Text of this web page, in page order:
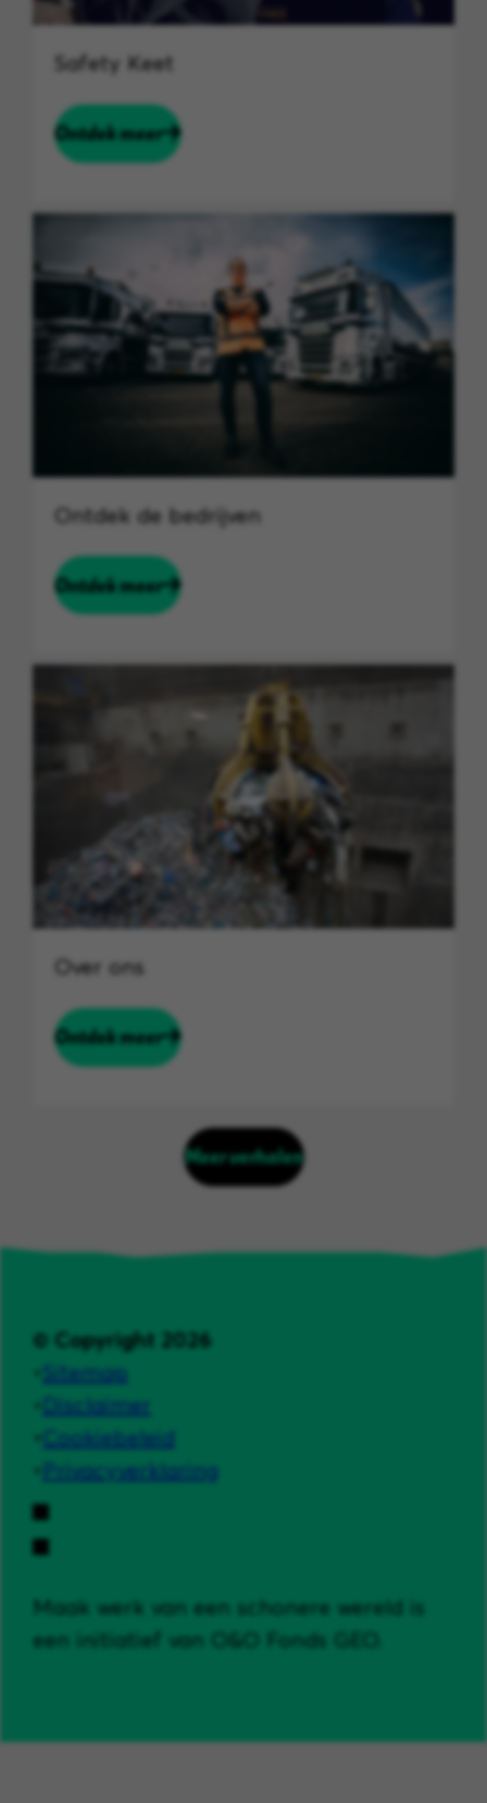
Safety Keet
Ontdek meer
Ontdek de bedrijven
Ontdek meer
Over ons
Ontdek meer
Meer verhalen
© Copyright 2026
Sitemap
Disclaimer
Cookiebeleid
Privacyverklaring
Maak werk van een schonere wereld is
een initiatief van O&O Fonds GEO.